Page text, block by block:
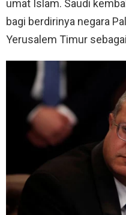
umat Islam. Saudi
bagi berdirinya negara
Yerusalem Timur